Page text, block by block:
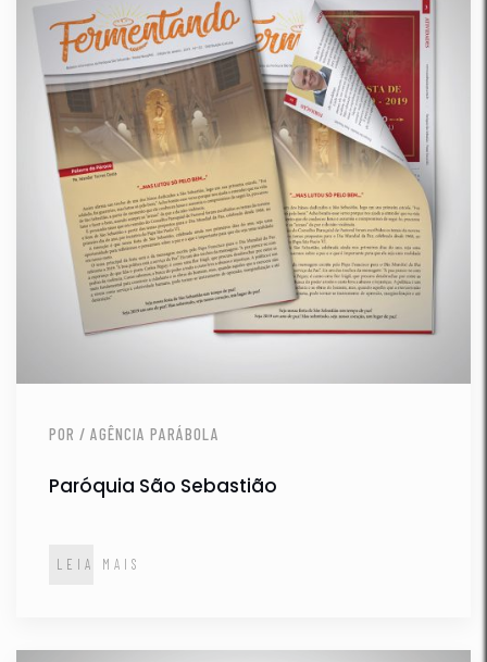
POR / AGÊNCIA PARÁBOLA
Paróquia São Sebastião
LEIA MAIS